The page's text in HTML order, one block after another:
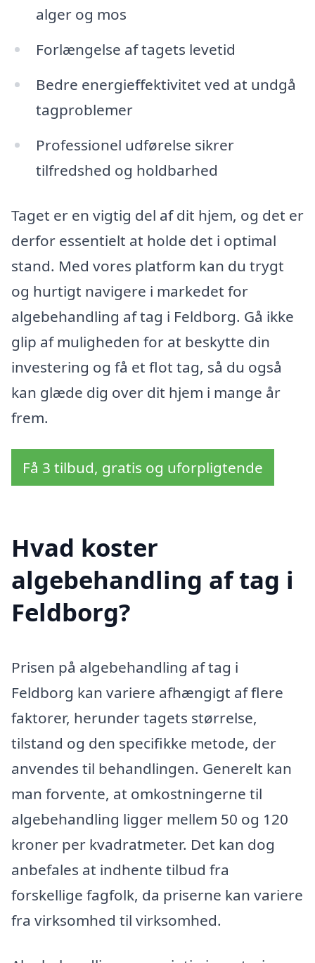
alger og mos
Forlængelse af tagets levetid
Bedre energieffektivitet ved at undgå
tagproblemer
Professionel udførelse sikrer
tilfredshed og holdbarhed
Taget er en vigtig del af dit hjem, og det er
derfor essentielt at holde det i optimal
stand. Med vores platform kan du trygt
og hurtigt navigere i markedet for
algebehandling af tag i Feldborg. Gå ikke
glip af muligheden for at beskytte din
investering og få et flot tag, så du også
kan glæde dig over dit hjem i mange år
frem.
Få 3 tilbud, gratis og uforpligtende
Hvad koster
algebehandling af tag i
Feldborg?
Prisen på algebehandling af tag i
Feldborg kan variere afhængigt af flere
faktorer, herunder tagets størrelse,
tilstand og den specifikke metode, der
anvendes til behandlingen. Generelt kan
man forvente, at omkostningerne til
algebehandling ligger mellem 50 og 120
kroner per kvadratmeter. Det kan dog
anbefales at indhente tilbud fra
forskellige fagfolk, da priserne kan variere
fra virksomhed til virksomhed.